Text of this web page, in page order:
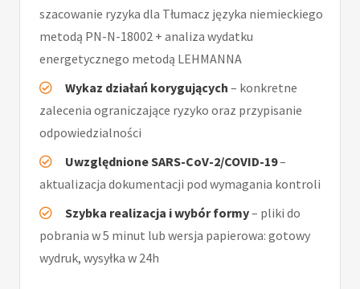
szacowanie ryzyka dla Tłumacz języka niemieckiego
metodą PN-N-18002 + analiza wydatku
energetycznego metodą LEHMANNA
Wykaz działań korygujących – konkretne
zalecenia ograniczające ryzyko oraz przypisanie
odpowiedzialności
Uwzględnione SARS-CoV-2/COVID-19–
aktualizacja dokumentacji pod wymagania kontroli
Szybka realizacja i wybór formy– pliki do
pobrania w 5 minut lub wersja papierowa: gotowy
wydruk, wysyłka w 24h